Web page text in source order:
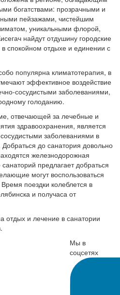
богатствами: прозрачными и
пейзажами, чистейшим
уникальными флорой,
найдут отдушину городские
спокойном отдыхе и единении с
популярна климатотерапия, в
эффективное воздействие
сосудистыми заболеваниями,
голоданию.
отвечающей за лечебные и
здравоохранения, является
заболеваниями в
до санатория довольно
железнодорожная
предлагает добраться
могут воспользоваться
поездки колеблется в
и получаса от
отдых и лечение в санатории
Мы в
соцсетях